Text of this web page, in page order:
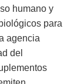
humano y
para
agencia
del